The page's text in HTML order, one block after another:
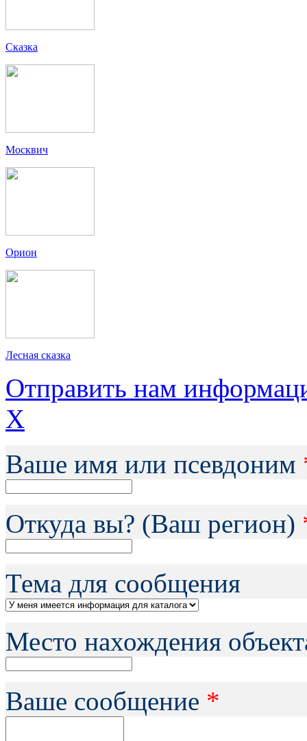
Сказка
Москвич
Орион
Лесная сказка
Отправить нам
X
Ваше имя или псевдоним
Откуда вы? (Ваш регион)
Тема для сообщения
Место нахождения
Ваше сообщение *